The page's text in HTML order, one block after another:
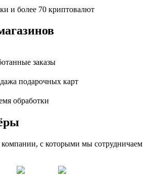
и более 70 криптовалют
заказы
подарочных карт
обработки
с которыми мы сотрудничаем